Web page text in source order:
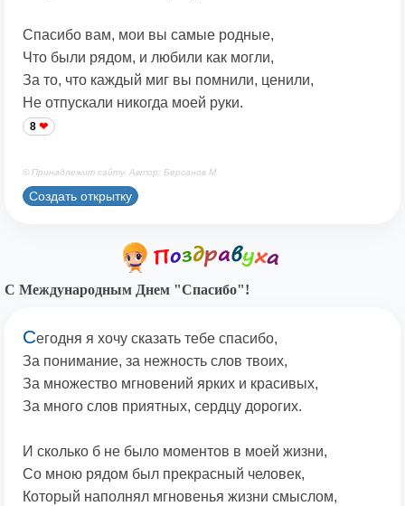
Спасибо вам, мои вы самые родные,
Что были рядом, и любили как могли,
За то, что каждый миг вы помнили, ценили,
Не отпускали никогда моей руки.
8
© Принадлежит сайту. Автор: Берсанов М.
Создать открытку
С Международным Днем "Спасибо"!
Сегодня я хочу сказать тебе спасибо,
За понимание, за нежность слов твоих,
За множество мгновений ярких и красивых,
За много слов приятных, сердцу дорогих.
И сколько б не было моментов в моей жизни,
Со мною рядом был прекрасный человек,
Который наполнял мгновенья жизни смыслом,